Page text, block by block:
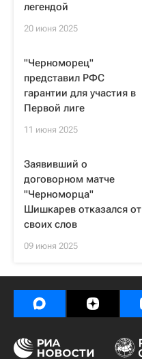
легендой
20 июня 2025
"Черноморец"
представил РФС
гарантии для участия в
Первой лиге
11 июня 2025
Заявивший о
договорном матче
"Черноморца"
Шишкарев отказался от
своих слов
09 июня 2025